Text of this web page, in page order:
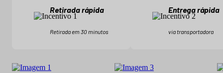
Retirada rápida
Retirada em 30 minutos
Entrega rápida
via transportadora